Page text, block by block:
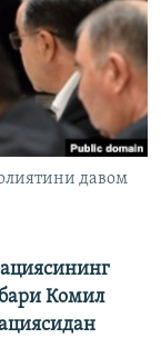
давом
Комил